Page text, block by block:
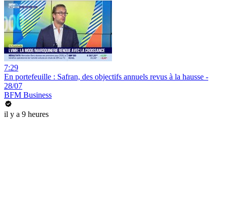
7:29
En portefeuille : Safran, des objectifs annuels revus à la hausse -
28/07
BFM Business
il y a 9 heures